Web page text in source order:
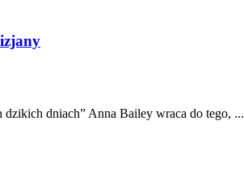
dzikich dniach” Anna Bailey wraca do tego, ...